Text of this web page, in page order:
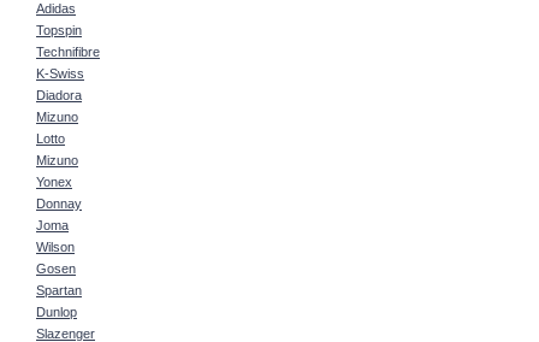
Adidas
Topspin
Technifibre
K-Swiss
Diadora
Mizuno
Lotto
Mizuno
Yonex
Donnay
Joma
Wilson
Gosen
Spartan
Dunlop
Slazenger